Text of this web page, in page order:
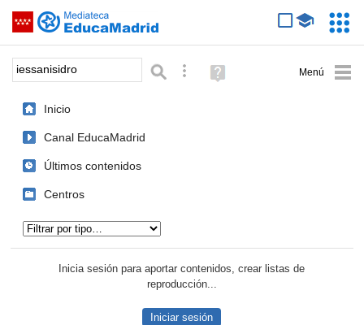
Saltar navegación
Palabra o frase: Búsqueda avanzada
Ayuda
(en
Inicio
Canal EducaMadrid
Últimos contenidos
Centros
Inicia sesión para aportar contenidos, crear listas de
reproducción...
Iniciar sesión